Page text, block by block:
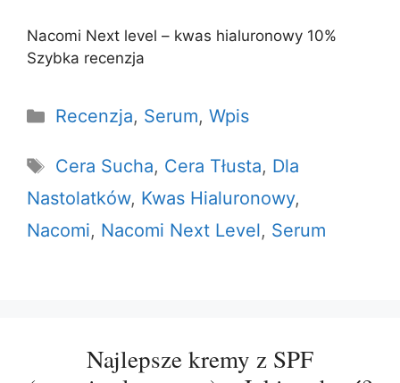
Nacomi Next level – kwas hialuronowy 10%
Szybka recenzja
Kategorie
Recenzja, Serum, Wpis
Tagi
Cera Sucha, Cera Tłusta, Dla
Nastolatków, Kwas Hialuronowy,
Nacomi, Nacomi Next Level, Serum
Najlepsze kremy z SPF